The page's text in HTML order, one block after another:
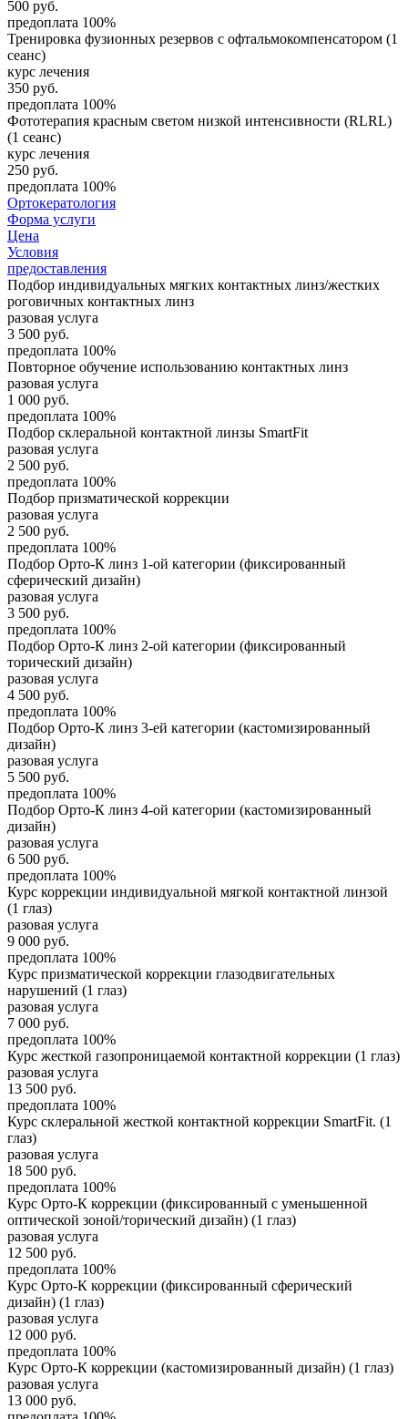
500 руб.
предоплата 100%
Тренировка фузионных резервов с офтальмокомпенсатором (1
сеанс)
курс лечения
350 руб.
предоплата 100%
Фототерапия красным светом низкой интенсивности (RLRL)
(1 сеанс)
курс лечения
250 руб.
предоплата 100%
Ортокератология
Форма услуги
Цена
Условия
предоставления
Подбор индивидуальных мягких контактных линз/жестких
роговичных контактных линз
разовая услуга
3 500 руб.
предоплата 100%
Повторное обучение использованию контактных линз
разовая услуга
1 000 руб.
предоплата 100%
Подбор склеральной контактной линзы SmartFit
разовая услуга
2 500 руб.
предоплата 100%
Подбор призматической коррекции
разовая услуга
2 500 руб.
предоплата 100%
Подбор Орто-К линз 1-ой категории (фиксированный
сферический дизайн)
разовая услуга
3 500 руб.
предоплата 100%
Подбор Орто-К линз 2-ой категории (фиксированный
торический дизайн)
разовая услуга
4 500 руб.
предоплата 100%
Подбор Орто-К линз 3-ей категории (кастомизированный
дизайн)
разовая услуга
5 500 руб.
предоплата 100%
Подбор Орто-К линз 4-ой категории (кастомизированный
дизайн)
разовая услуга
6 500 руб.
предоплата 100%
Курс коррекции индивидуальной мягкой контактной линзой
(1 глаз)
разовая услуга
9 000 руб.
предоплата 100%
Курс призматической коррекции глазодвигательных
нарушений (1 глаз)
разовая услуга
7 000 руб.
предоплата 100%
Курс жесткой газопроницаемой контактной коррекции (1 глаз)
разовая услуга
13 500 руб.
предоплата 100%
Курс склеральной жесткой контактной коррекции SmartFit. (1
глаз)
разовая услуга
18 500 руб.
предоплата 100%
Курс Орто-К коррекции (фиксированный с уменьшенной
оптической зоной/торический дизайн) (1 глаз)
разовая услуга
12 500 руб.
предоплата 100%
Курс Орто-К коррекции (фиксированный сферический
дизайн) (1 глаз)
разовая услуга
12 000 руб.
предоплата 100%
Курс Орто-К коррекции (кастомизированный дизайн) (1 глаз)
разовая услуга
13 000 руб.